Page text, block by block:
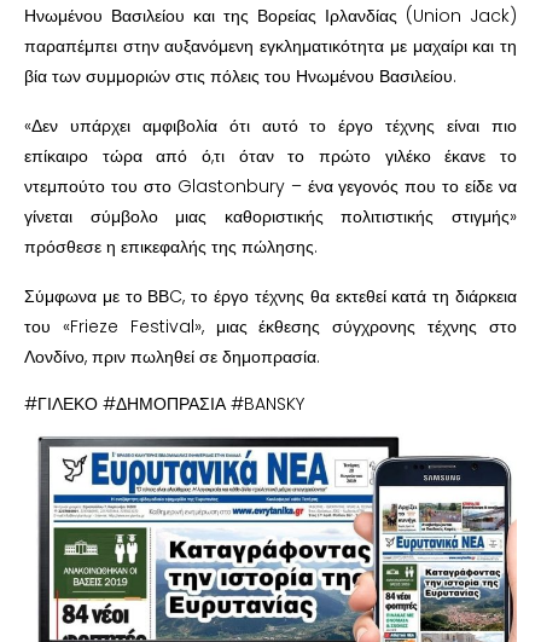
Ηνωμένου Βασιλείου και της Βορείας Ιρλανδίας (Union Jack)
παραπέμπει στην αυξανόμενη εγκληματικότητα με μαχαίρι και τη
βία των συμμοριών στις πόλεις του Ηνωμένου Βασιλείου.
«Δεν υπάρχει αμφιβολία ότι αυτό το έργο τέχνης είναι πιο
επίκαιρο τώρα από ό,τι όταν το πρώτο γιλέκο έκανε το
ντεμπούτο του στο Glastonbury – ένα γεγονός που το είδε να
γίνεται σύμβολο μιας καθοριστικής πολιτιστικής στιγμής»
πρόσθεσε η επικεφαλής της πώλησης.
Σύμφωνα με το ΒΒC, το έργο τέχνης θα εκτεθεί κατά τη διάρκεια
του «Frieze Festival», μιας έκθεσης σύγχρονης τέχνης στο
Λονδίνο, πριν πωληθεί σε δημοπρασία.
#ΓΙΛΕΚΟ #ΔΗΜΟΠΡΑΣΙΑ #BANSKY